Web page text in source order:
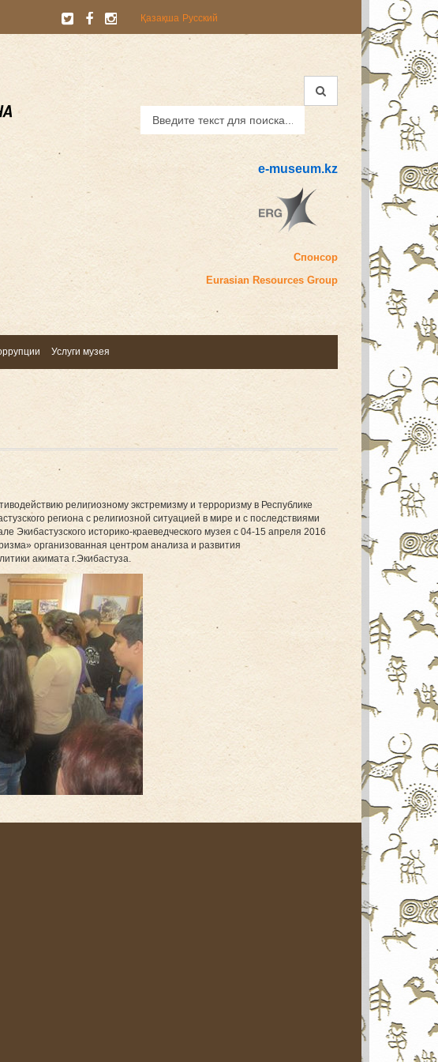
Қазақша Русский
e-museum.kz
Спонсор
Eurasian Resources Group
Услуги музея
религиозному экстремизму и терроризму в Республике
региона с религиозной ситуацией в мире и с последствиями
Экибастузского историко-краеведческого музея с 04-15 апреля 2016
организованная центром анализа и развития
акимата г.Экибастуза.